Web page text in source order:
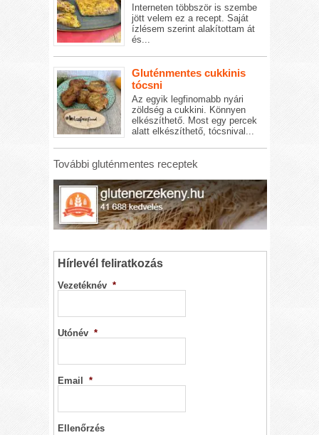
Interneten többször is szembe
jött velem ez a recept. Saját
ízlésem szerint alakítottam át
és...
Gluténmentes cukkinis
tócsni
Az egyik legfinomabb nyári
zöldség a cukkini. Könnyen
elkészíthető. Most egy percek
alatt elkészíthető, tócsnival...
További gluténmentes receptek
Hírlevél feliratkozás
Vezetéknév *
Utónév *
Email *
Ellenőrzés